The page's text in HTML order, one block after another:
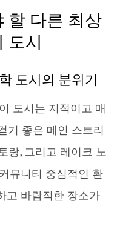
할 다른 최상
시
도시의 분위기
도시는 지적이고 매
기 좋은 메인 스트리
랑, 그리고 레이크 노
뮤니티 중심적인 환
고 바람직한 장소가